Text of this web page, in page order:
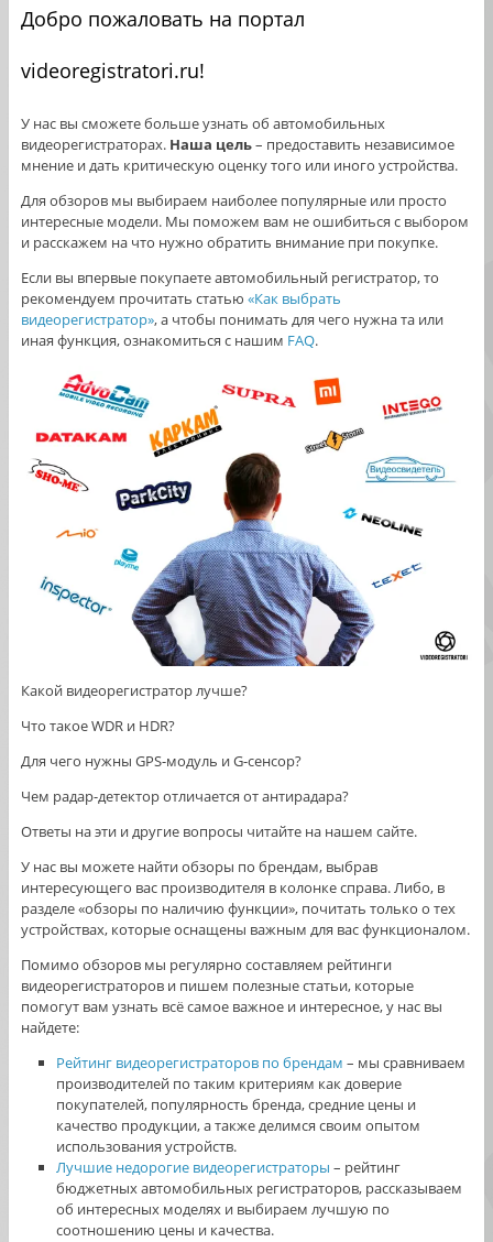
Добро пожаловать на портал
videoregistratori.ru!
У нас вы сможете больше узнать об автомобильных
видеорегистраторах. Наша цель– предоставить независимое
мнение и дать критическую оценку того или иного устройства.
Для обзоров мы выбираем наиболее популярные или просто
интересные модели. Мы поможем вам не ошибиться с выбором
и расскажем на что нужно обратить внимание при покупке.
Если вы впервые покупаете автомобильный регистратор, то
рекомендуем прочитать статью «Как выбрать
видеорегистратор», а чтобы понимать для чего нужна та или
иная функция, ознакомиться с нашим FAQ.
Какой видеорегистратор лучше?
Что такое WDR и HDR?
Для чего нужны GPS-модуль и G-сенсор?
Чем радар-детектор отличается от антирадара?
Ответы на эти и другие вопросы читайте на нашем сайте.
У нас вы можете найти обзоры по брендам, выбрав
интересующего вас производителя в колонке справа. Либо, в
разделе «обзоры по наличию функции», почитать только о тех
устройствах, которые оснащены важным для вас функционалом.
Помимо обзоров мы регулярно составляем рейтинги
видеорегистраторов и пишем полезные статьи, которые
помогут вам узнать всё самое важное и интересное, у нас вы
найдете:
Рейтинг видеорегистраторов по брендам – мы сравниваем
производителей по таким критериям как доверие
покупателей, популярность бренда, средние цены и
качество продукции, а также делимся своим опытом
использования устройств.
Лучшие недорогие видеорегистраторы – рейтинг
бюджетных автомобильных регистраторов, рассказываем
об интересных моделях и выбираем лучшую по
соотношению цены и качества.